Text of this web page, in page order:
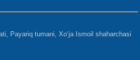
Payariq tumani, Xo‘ja Ismoil shaharchasi